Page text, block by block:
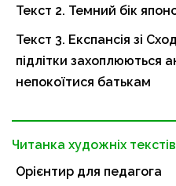
Текст 2. Темний бік
Текст 3. Експансія зі
підлітки захоплюються
непокоїтися батькам
Читанка художніх текстів
Орієнтир для педагога